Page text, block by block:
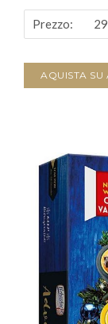
Prezzo:
AQUISTA SU